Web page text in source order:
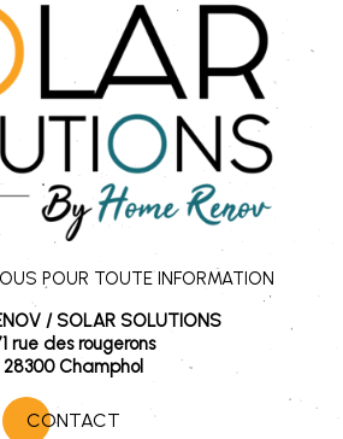
POUR TOUTE INFORMATION
/ SOLAR SOLUTIONS
rue des rougerons
28300 Champhol
CONTACT